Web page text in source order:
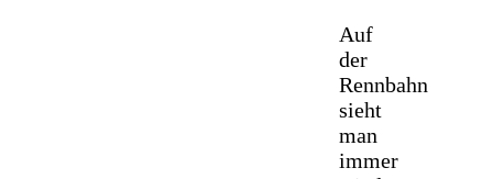
Auf
der
Rennbahn
sieht
man
immer